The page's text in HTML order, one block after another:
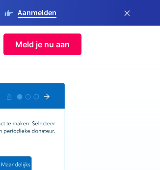
Aanmelden ×
Meld je nu aan